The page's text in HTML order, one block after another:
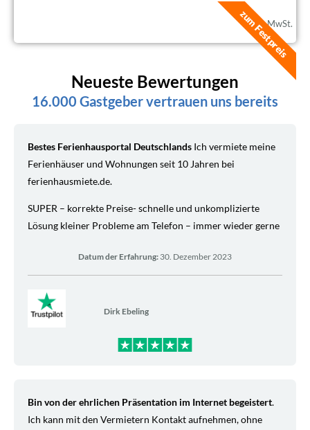
zum Festpreis
* zzgl. MwSt.
Neueste Bewertungen
16.000 Gastgeber vertrauen uns bereits
Bestes Ferienhausportal Deutschlands Ich vermiete meine
Ferienhäuser und Wohnungen seit 10 Jahren bei
ferienhausmiete.de.
SUPER – korrekte Preise- schnelle und unkomplizierte
Lösung kleiner Probleme am Telefon – immer wieder gerne
Datum der Erfahrung: 30. Dezember 2023
Dirk Ebeling
Bin von der ehrlichen Präsentation im Internet begeistert.
Ich kann mit den Vermietern Kontakt aufnehmen, ohne